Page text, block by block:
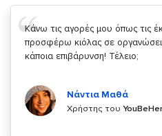
Σας ευχαριστώ που μας δίνετε
κάτι!
Χρήστης τουYouBeHero